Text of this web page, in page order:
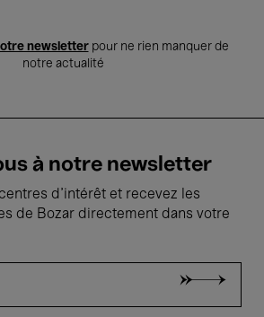
newsletterpour ne rien manquer de
notre actualité
à notre newsletter
d'intérêt et recevez les
de Bozar directement dans votre